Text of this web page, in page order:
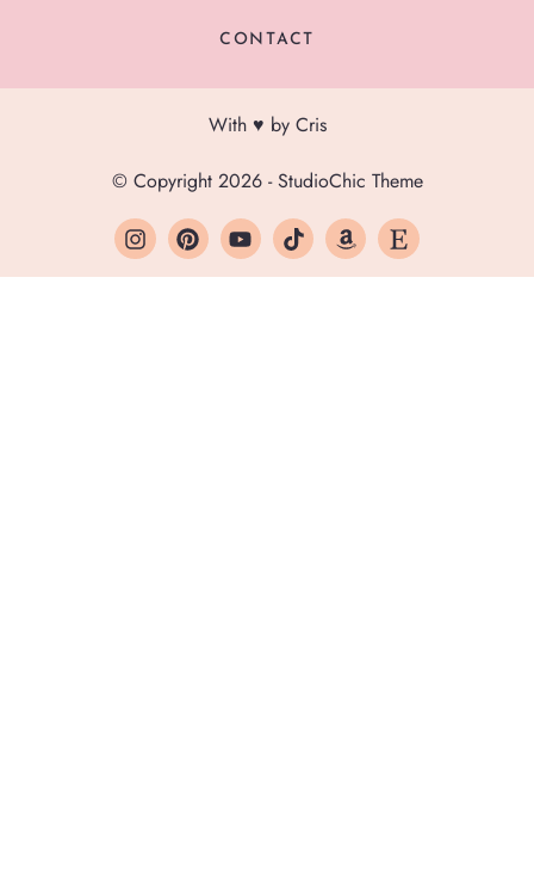
CONTACT
With ♥ by Cris
© Copyright 2026 - StudioChic Theme